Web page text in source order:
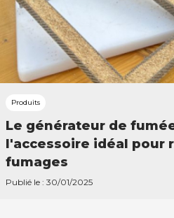
Produits
Le générateur de
l'accessoire idéal pour
fumages
Publié le : 30/01/2025